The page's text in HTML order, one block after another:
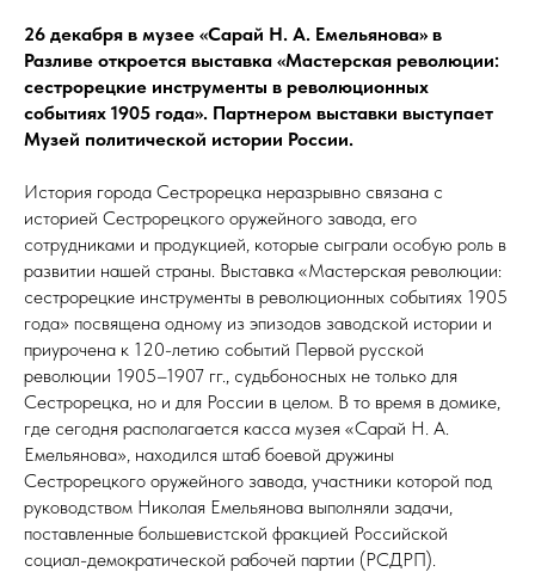
26 декабря в музее «Сарай Н. А. Емельянова» в
Разливе откроется выставка «Мастерская революции:
сестрорецкие инструменты в революционных
событиях 1905 года». Партнером выставки выступает
Музей политической истории России.
История города Сестрорецка неразрывно связана с
историей Сестрорецкого оружейного завода, его
сотрудниками и продукцией, которые сыграли особую роль в
развитии нашей страны. Выставка «Мастерская революции:
сестрорецкие инструменты в революционных событиях 1905
года» посвящена одному из эпизодов заводской истории и
приурочена к 120-летию событий Первой русской
революции 1905–1907 гг., судьбоносных не только для
Сестрорецка, но и для России в целом. В то время в домике,
где сегодня располагается касса музея «Сарай Н. А.
Емельянова», находился штаб боевой дружины
Сестрорецкого оружейного завода, участники которой под
руководством Николая Емельянова выполняли задачи,
поставленные большевистской фракцией Российской
социал-демократической рабочей партии (РСДРП).